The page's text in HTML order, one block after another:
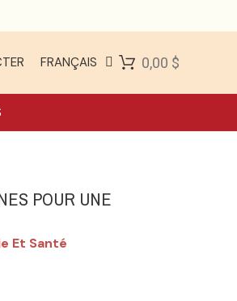
FRANÇAIS 0,00 $
POUR UNE
Et Santé